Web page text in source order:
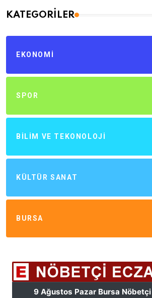
KATEGORILER
EKONOMI
SPOR
BILIM VE TEKONOLOJI
KÜLTÜR SANAT
BURSA